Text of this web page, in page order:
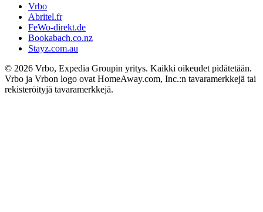
Vrbo
Abritel.fr
FeWo-direkt.de
Bookabach.co.nz
Stayz.com.au
© 2026 Vrbo, Expedia Groupin yritys. Kaikki oikeudet pidätetään.
Vrbo ja Vrbon logo ovat HomeAway.com, Inc.:n tavaramerkkejä tai
rekisteröityjä tavaramerkkejä.